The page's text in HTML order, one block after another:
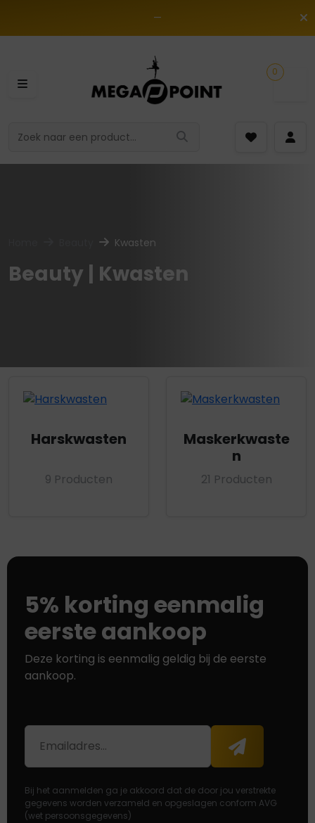
—
0
Kwasten
Beauty | Kwasten
Harskwasten
9 Producten
Maskerkwaste
n
21 Producten
5% korting eenmalig
eerste aankoop
Deze korting is eenmalig geldig bij de eerste
aankoop.
E-
mailadres
Aanmelden
Bij het aanmelden ga je akkoord dat de door jou verstrekte
gegevens worden verzameld en opgeslagen conform AVG
(wet persoonsgegevens)